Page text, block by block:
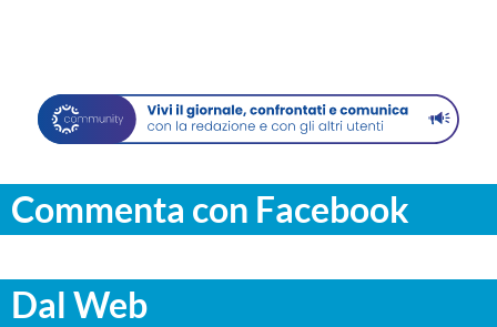
Commenta con Facebook
Dal Web